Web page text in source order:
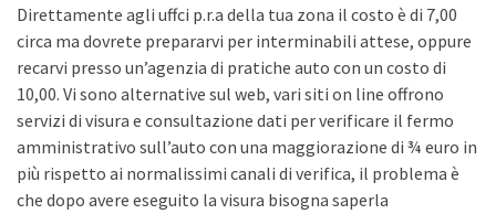
Direttamente agli uffci p.r.a della tua zona il costo è di 7,00
circa ma dovrete prepararvi per interminabili attese, oppure
recarvi presso un’agenzia di pratiche auto con un costo di
10,00. Vi sono alternative sul web, vari siti on line offrono
servizi di visura e consultazione dati per verificare il fermo
amministrativo sull’auto con una maggiorazione di ¾ euro in
più rispetto ai normalissimi canali di verifica, il problema è
che dopo avere eseguito la visura bisogna saperla